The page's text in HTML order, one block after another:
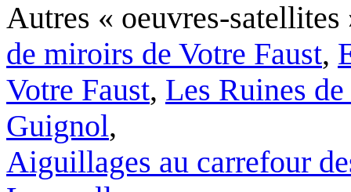
Autres « oeuvres-
de miroirs de Votre Faust,
Votre Faust, Les Ruines
Guignol,
Aiguillages au carrefour